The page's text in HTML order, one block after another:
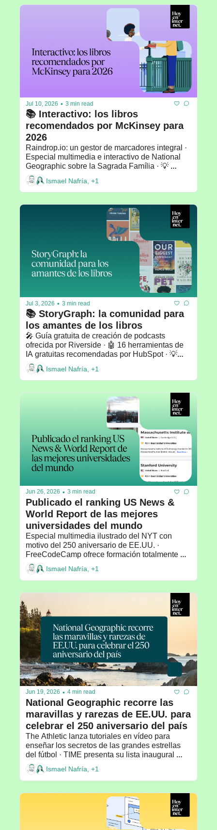
Jul 10, 2026 • 3 min read
📚 Interactivo: los libros
recomendados por McKinsey para
2026
Raindrop.io: un gestor de marcadores integral ·
Especial multimedia e interactivo de National
Geographic sobre la Sagrada Família · 💡
Recomendado por: Rosa Varona
Ismael Nafría, +1
Jul 3, 2026 • 3 min read
📚 StoryGraph: la comunidad para
los amantes de los libros
🎤 Guía gratuita de creación de podcasts
ofrecida por Riverside · 🤖 16 herramientas de
IA gratuitas recomendadas por HubSpot · 💡
Ismael Nafría, +1
Jun 26, 2026 • 3 min read
Publicado el ranking US News &
World Report de las mejores
universidades del mundo
Especial multimedia ilustrado del NYT con
motivo del 250 aniversario de EE.UU. ·
FreeCodeCamp ofrece formación totalmente
gratuita sobre programación · 💡Recomendado
por: Cristina Aced
Ismael Nafría, +1
Jun 19, 2026 • 4 min read
National Geographic recorre las
maravillas y rarezas de EE.UU. para
celebrar el 250 aniversario del país
The Athletic lanza tutoriales en vídeo para
enseñar los secretos de las grandes estrellas
del fútbol · TIME presenta su lista inaugural
sobre los deportistas más influyentes del mundo
· Recomendado por: Daniela Mendizábal
Ismael Nafría, +1